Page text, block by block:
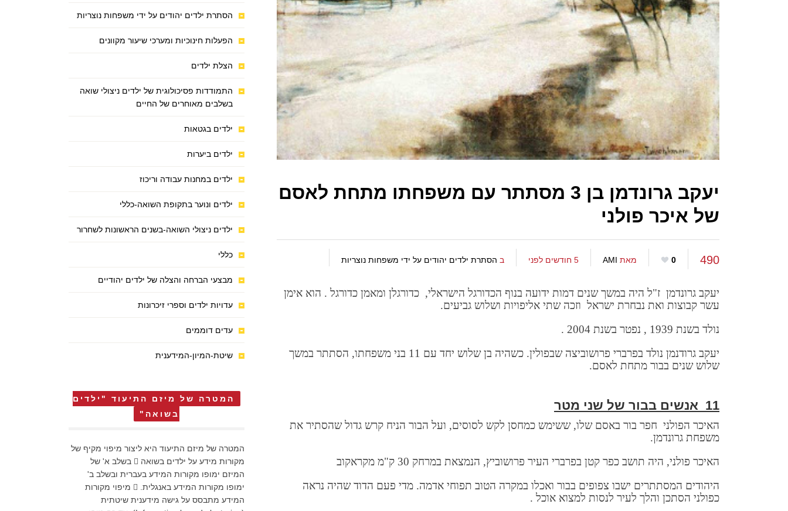
יעקב גרונדמן בן 3 מסתתר עם משפחתו מתחת לאסם
של איכר פולני
490
0 מאת AMI 5 חודשים לפני ב הסתרת ילדים יהודים על ידי משפחות נוצריות
יעקב גרונדמן ז"ל היה במשך שנים דמות ידועה בנוף הכדורגל הישראלי, כדורגלן ומאמן כדורגל . הוא אימן
עשר קבוצות ואת נבחרת ישראל וזכה שתי אליפויות ושלוש גביעים.
נולד בשנת 1939 , נפטר בשנת 2004 .
יעקב גרודנמן נולד בפרברי פרושוביצה שבפולין. כשהיה בן שלוש יחד עם 11 בני משפחתו, הסתתר במשך
שלוש שנים בבור מתחת לאסם.
11 אנשים בבור של שני מטר
האיכר הפולני חפר בור באסם שלו, ששימש כמחסן לקש לסוסים, ועל הבור הניח קרש גדול שהסתיר את
משפחת גרונדמן.
האיכר פולני, היה תושב כפר קטן בפרברי העיר פרושוביץ, הנמצאת במרחק 30 ק"מ מקראקוב
היהודים המסתתרים ישבו צפופים בבור ואכלו במקרה הטוב תפוחי אדמה. מדי פעם הדוד שהיה נראה
כפולני הסתכן והלך לעיר לנסות למצוא אוכל .
הסתרת ילדים יהודים על ידי משפחות נוצריות
הפעלות חינוכיות ומערכי שיעור מקוונים
הצלת ילדים
התמודדות פסיכולוגית של ילדים ניצולי שואה
בשלבים מאוחרים של החיים
ילדים בגטאות
ילדים ביערות
ילדים במחנות עבודה וריכוז
ילדים ונוער בתקופת השואה-כללי
ילדים ניצולי השואה-בשנים הראשונות לשחרור
כללי
מבצעי הברחה והצלה של ילדים יהודיים
עדויות ילדים וספרי זיכרונות
עדים דוממים
שיטת-המיון-המידענית
המטרה של מיזם התיעוד "ילדים
בשואה"
המטרה של מיזם התיעוד היא ליצור מיפוי מקיף של
מקורות מידע על ילדים בשואה  בשלב א' של
המיזם ימופו מקורות המידע בעברית ובשלב ב'
ימופו מקורות המידע באנגלית.  מיפוי מקורות
המידע מתבסס על גישה מידענית שיטתית